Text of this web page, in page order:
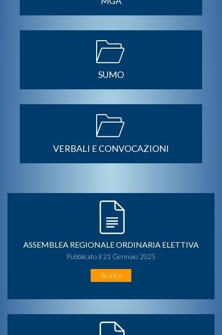
SUMO
VERBALI E CONVOCAZIONI
ASSEMBLEA REGIONALE ORDINARIA ELETTIVA
Pubblicato il 21 Gennaio 2025
Scarica